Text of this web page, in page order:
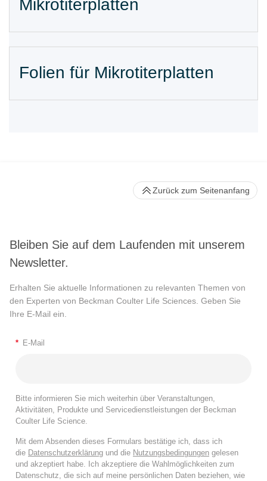
Mikrotiterplatten
Folien für Mikrotiterplatten
Bleiben Sie auf dem Laufenden mit unserem
Newsletter.
Erhalten Sie aktuelle Informationen zu relevanten Themen von
den Experten von Beckman Coulter Life Sciences. Geben Sie
Ihre E-Mail ein.
* E-Mail
Bitte informieren Sie mich weiterhin über Veranstaltungen,
Aktivitäten, Produkte und Servicedienstleistungen der Beckman
Coulter Life Science.
Mit dem Absenden dieses Formulars bestätige ich, dass ich
die Datenschutzerklärung und die Nutzungsbedingungen gelesen
und akzeptiert habe. Ich akzeptiere die Wahlmöglichkeiten zum
Datenschutz, die sich auf meine persönlichen Daten beziehen, wie
Zurück zum Seitenanfang